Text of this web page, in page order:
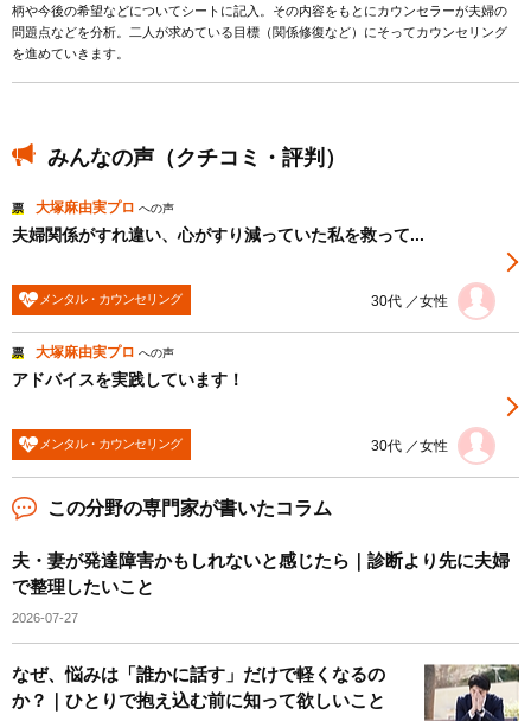
柄や今後の希望などについてシートに記入。その内容をもとにカウンセラーが夫婦の
問題点などを分析。二人が求めている目標（関係修復など）にそってカウンセリング
を進めていきます。
みんなの声（クチコミ・評判）
票 大塚麻由実プロ への声
夫婦関係がすれ違い、心がすり減っていた私を救って...
メンタル・カウンセリング 30代 ／女性
票 大塚麻由実プロ への声
アドバイスを実践しています！
メンタル・カウンセリング 30代 ／女性
この分野の専門家が書いたコラム
夫・妻が発達障害かもしれないと感じたら｜診断より先に夫婦
で整理したいこと
2026-07-27
なぜ、悩みは「誰かに話す」だけで軽くなるの
か？｜ひとりで抱え込む前に知って欲しいこと